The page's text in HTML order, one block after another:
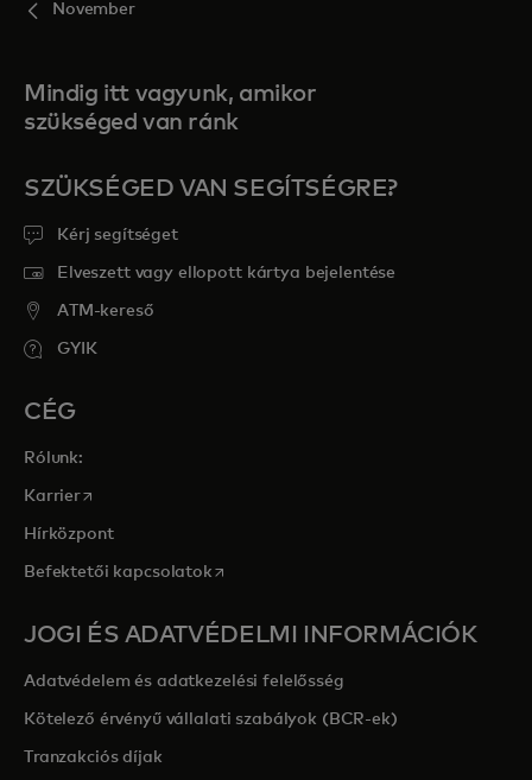
November
Mindig itt vagyunk, amikor
szükséged van ránk
SZÜKSÉGED VAN SEGÍTSÉGRE?
Kérj segítséget
Elveszett vagy ellopott kártya bejelentése
ATM-kereső
GYIK
CÉG
Rólunk:
Karrieropens in a new tab
Hírközpont
Befektetői kapcsolatokopens in a new tab
JOGI ÉS ADATVÉDELMI INFORMÁCIÓK
Adatvédelem és adatkezelési felelősség
Kötelező érvényű vállalati szabályok (BCR-ek)
Tranzakciós díjak